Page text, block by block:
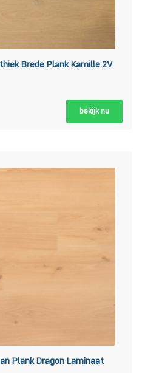
Brede Plank Kamille 2V
bekijk nu
Plank Dragon Laminaat